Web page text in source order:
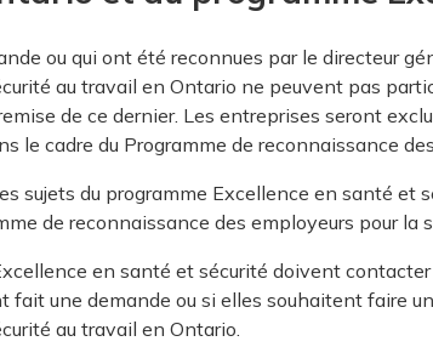
ou qui ont été reconnues par le directeur
au travail en Ontario ne peuvent pas
de ce dernier. Les entreprises seront
le cadre du Programme de reconnaissance
sujets du programme Excellence en santé et
de reconnaissance des employeurs pour la
en santé et sécurité doivent contacter
fait une demande ou si elles souhaitent faire
au travail en Ontario.